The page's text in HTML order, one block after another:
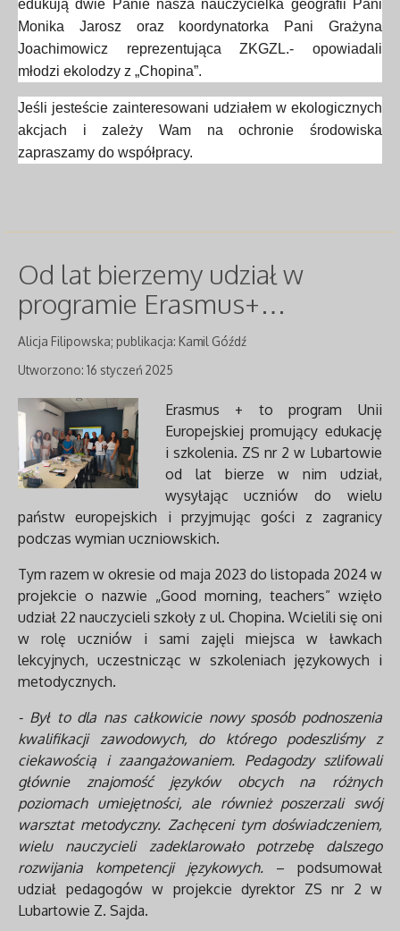
edukują dwie Panie nasza nauczycielka geografii Pani
Monika Jarosz oraz koordynatorka Pani Grażyna
Joachimowicz reprezentująca ZKGZL.- opowiadali
młodzi ekolodzy z „Chopina”.
Jeśli jesteście zainteresowani udziałem w ekologicznych
akcjach i zależy Wam na ochronie środowiska
zapraszamy do współpracy.
Od lat bierzemy udział w
programie Erasmus+…
Alicja Filipowska; publikacja: Kamil Góźdź
Utworzono: 16 styczeń 2025
Erasmus + to program Unii
Europejskiej promujący edukację
i szkolenia. ZS nr 2 w Lubartowie
od lat bierze w nim udział,
wysyłając uczniów do wielu
państw europejskich i przyjmując gości z zagranicy
podczas wymian uczniowskich.
Tym razem w okresie od maja 2023 do listopada 2024 w
projekcie o nazwie „Good morning, teachers” wzięło
udział 22 nauczycieli szkoły z ul. Chopina. Wcielili się oni
w rolę uczniów i sami zajęli miejsca w ławkach
lekcyjnych, uczestnicząc w szkoleniach językowych i
metodycznych.
- Był to dla nas całkowicie nowy sposób podnoszenia
kwalifikacji zawodowych, do którego podeszliśmy z
ciekawością i zaangażowaniem. Pedagodzy szlifowali
głównie znajomość języków obcych na różnych
poziomach umiejętności, ale również poszerzali swój
warsztat metodyczny. Zachęceni tym doświadczeniem,
wielu nauczycieli zadeklarowało potrzebę dalszego
rozwijania kompetencji językowych. – podsumował
udział pedagogów w projekcie dyrektor ZS nr 2 w
Lubartowie Z. Sajda.